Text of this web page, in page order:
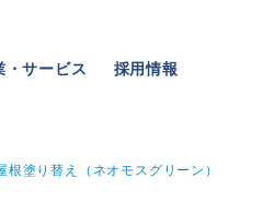
・サービス 採用情報
塗り替え（ネオモスグリーン）